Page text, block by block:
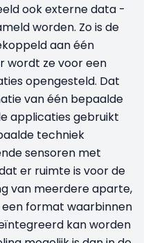
ook externe data -
worden. Zo is de
aan één
wordt ze voor een
opengesteld. Dat
van één bepaalde
applicaties gebruikt
techniek
sensoren met
er ruimte is voor de
van meerdere aparte,
format waarbinnen
kan worden